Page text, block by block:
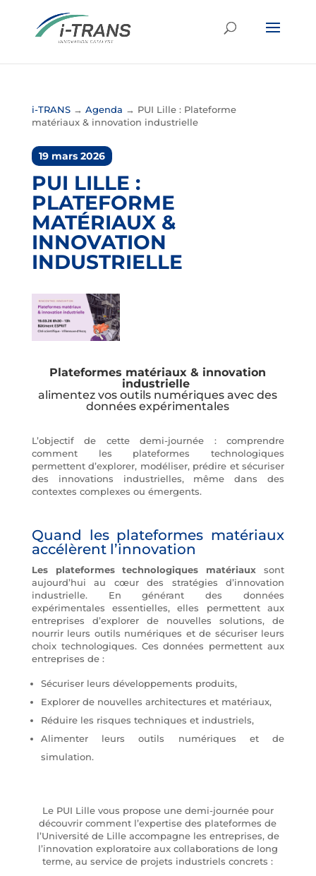
i-TRANS→ Agenda → PUI Lille : Plateforme
matériaux & innovation industrielle
19 mars 2026
PUI LILLE :
PLATEFORME
MATÉRIAUX &
INNOVATION
INDUSTRIELLE
Plateformes matériaux & innovation
industrielle
alimentez vos outils numériques avec des
données expérimentales
L’objectif de cette demi-journée : comprendre
comment les plateformes technologiques
permettent d’explorer, modéliser, prédire et sécuriser
des innovations industrielles, même dans des
contextes complexes ou émergents.
Quand les plateformes matériaux
accélèrent l’innovation
Les plateformes technologiques matériaux sont
aujourd’hui au cœur des stratégies d’innovation
industrielle. En générant des données
expérimentales essentielles, elles permettent aux
entreprises d’explorer de nouvelles solutions, de
nourrir leurs outils numériques et de sécuriser leurs
choix technologiques. Ces données permettent aux
entreprises de :
Sécuriser leurs développements produits,
Explorer de nouvelles architectures et matériaux,
Réduire les risques techniques et industriels,
Alimenter leurs outils numériques et de
simulation.
Le PUI Lille vous propose une demi-journée pour
découvrir comment l’expertise des plateformes de
l’Université de Lille accompagne les entreprises, de
l’innovation exploratoire aux collaborations de long
terme, au service de projets industriels concrets :